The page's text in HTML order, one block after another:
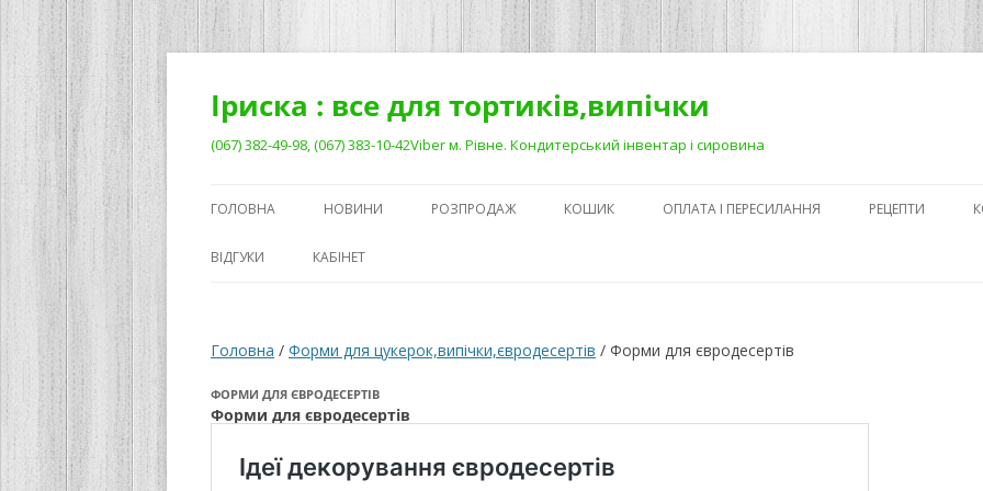
Перейти
Іриска : все для тортиків,випічки
(067) 382-49-98, (067) 383-10-42Viber м. Рівне. Кондитерський інвентар і сировина
ГОЛОВНА НОВИНИ РОЗПРОДАЖ КОШИК ОПЛАТА І ПЕРЕСИЛАННЯ РЕЦЕПТИ
АБО ЯК
ВІДГУКИ КАБІНЕТ
Головна / Форми для цукерок,випічки,євродесертів / Форми для євродесертів
ФОРМИ ДЛЯ ЄВРОДЕСЕРТІВ
Форми для євродесертів